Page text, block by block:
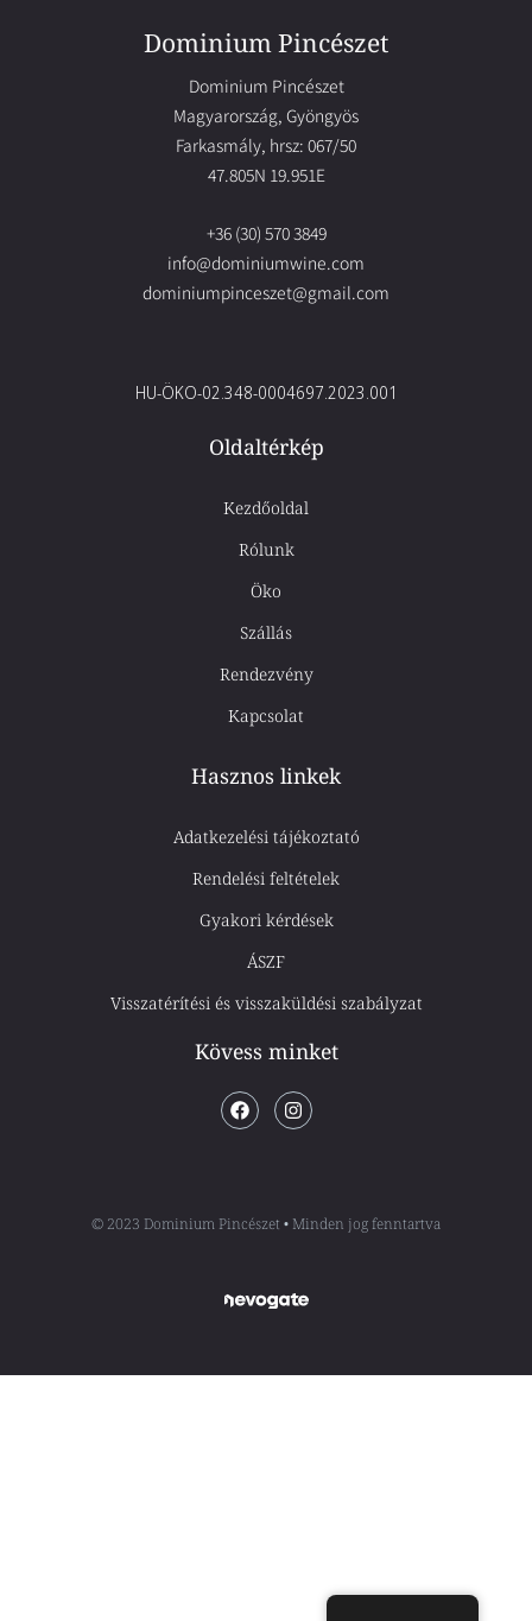
Dominium Pincészet
Dominium Pincészet
Magyarország, Gyöngyös
Farkasmály, hrsz: 067/50
47.805N 19.951E
+36 (30) 570 3849
info@dominiumwine.com
dominiumpinceszet@gmail.com
HU-ÖKO-02.348-0004697.2023.001
Oldaltérkép
Kezdőoldal
Rólunk
Öko
Szállás
Rendezvény
Kapcsolat
Hasznos linkek
Adatkezelési tájékoztató
Rendelési feltételek
Gyakori kérdések
ÁSZF
Visszatérítési és visszaküldési szabályzat
Kövess minket
© 2023 Dominium Pincészet • Minden jog fenntartva